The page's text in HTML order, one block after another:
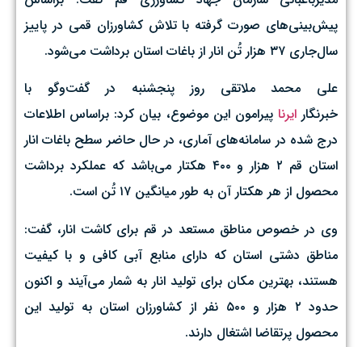
پیش‌بینی‌های صورت گرفته با تلاش کشاورزان قمی در پاییز
سال‌جاری ۳۷ هزار تُن انار از باغات استان برداشت می‌شود.
علی محمد ملاتقی روز پنجشنبه در گفت‌وگو با
خبرنگارایرنا پیرامون این موضوع، بیان کرد: براساس اطلاعات
درج شده در سامانه‌های آماری، در حال حاضر سطح باغات انار
استان قم ۲ هزار و ۴۰۰ هکتار می‌باشد که عملکرد برداشت
محصول از هر هکتار آن به طور میانگین ۱۷ تُن است.
وی در خصوص مناطق مستعد در قم برای کاشت انار، گفت:
مناطق دشتی استان که دارای منابع آبی کافی و با کیفیت
هستند، بهترین مکان برای تولید انار به شمار می‌آیند و اکنون
حدود ۲ هزار و ۵۰۰ نفر از کشاورزان استان به تولید این
محصول پرتقاضا اشتغال دارند.